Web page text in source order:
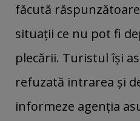
făcută
situaţii ce nu pot fi
plecării. Turistul îşi
refuzată intrarea şi
informeze agenţia